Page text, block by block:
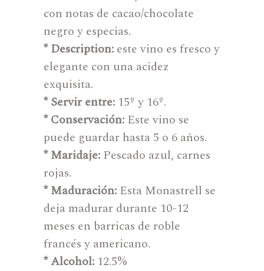
con notas de cacao/chocolate
negro y especias.
* Description: este vino es fresco y
elegante con una acidez
exquisita.
* Servir entre: 15º y 16º.
* Conservación: Este vino se
puede guardar hasta 5 o 6 años.
* Maridaje: Pescado azul, carnes
rojas.
* Maduración: Esta Monastrell se
deja madurar durante 10-12
meses en barricas de roble
francés y americano.
* Alcohol: 12.5%